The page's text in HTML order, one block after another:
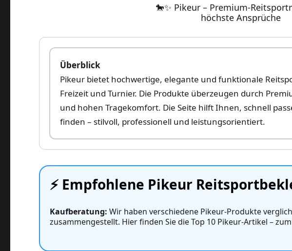
🐎✨ Pikeur –
höchste Ansprüche
Überblick
Pikeur bietet hochwertige, elegante und funktionale
Freizeit und Turnier. Die Produkte überzeugen durch
und hohen Tragekomfort. Die Seite hilft Ihnen, schnell
finden – stilvoll, professionell und leistungsorientiert.
⚡️ Empfohlene Pikeur
Kaufberatung: Wir haben verschiedene Pikeur‑Produkte
zusammengestellt. Hier finden Sie die Top 10 Pikeur‑Artikel –